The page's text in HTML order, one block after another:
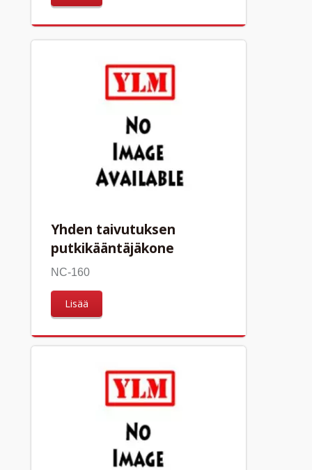
Yhden taivutuksen
putkikääntäjäkone
NC-160
Lisää